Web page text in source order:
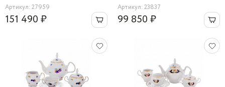
Артикул: 27959
151 490 ₽
Артикул: 23837
99 850 ₽